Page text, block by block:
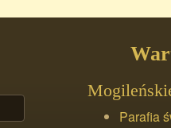
Parafia